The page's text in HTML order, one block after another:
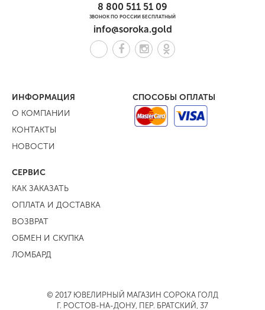
8 800 511 51 09
ЗВОНОК ПО РОССИИ БЕСПЛАТНЫЙ
info@soroka.gold
ИНФОРМАЦИЯ
О КОМПАНИИ
КОНТАКТЫ
НОВОСТИ
СПОСОБЫ ОПЛАТЫ
СЕРВИС
КАК ЗАКАЗАТЬ
ОПЛАТА И ДОСТАВКА
ВОЗВРАТ
ОБМЕН И СКУПКА
ЛОМБАРД
© 2017 ЮВЕЛИРНЫЙ МАГАЗИН СОРОКА ГОЛД
Г. РОСТОВ-НА-ДОНУ, ПЕР. БРАТСКИЙ, 37